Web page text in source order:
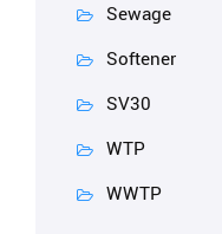
Sewage
Softener
SV30
WTP
WWTP